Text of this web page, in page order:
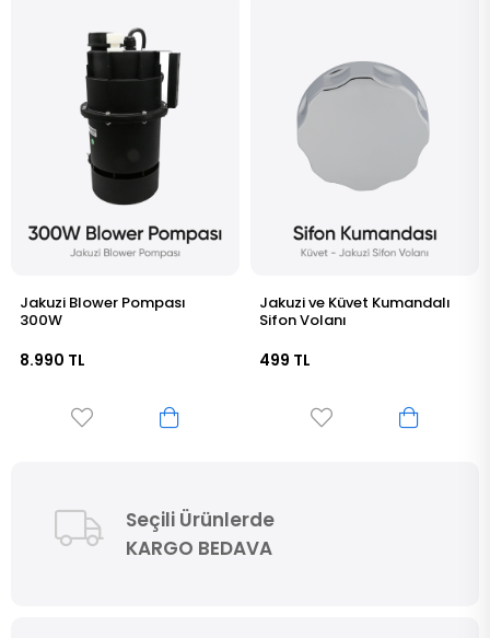
Jakuzi Blower Pompası
300W
8.990 TL
Jakuzi ve Küvet Kumandalı
Sifon Volanı
499 TL
Seçili Ürünlerde
KARGO BEDAVA